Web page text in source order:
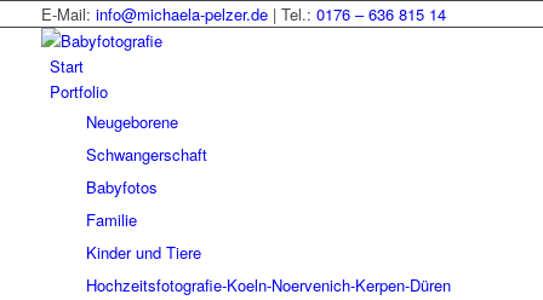
E-Mail: info@michaela-pelzer.de| Tel.: 0176 – 636 815 14
Start
Portfolio
Neugeborene
Schwangerschaft
Babyfotos
Familie
Kinder und Tiere
Hochzeitsfotografie-Koeln-Noervenich-Kerpen-Düren